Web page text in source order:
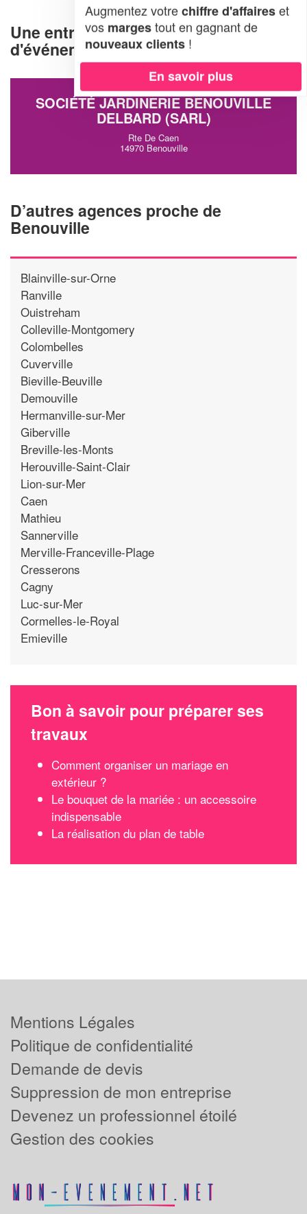
Une entreprise d'organisation
d'événements à Benouville (14970)
SOCIÉTÉ JARDINERIE BENOUVILLE
DELBARD (SARL)
Rte De Caen
14970 Benouville
D’autres agences proche de
Benouville
Blainville-sur-Orne
Ranville
Ouistreham
Colleville-Montgomery
Colombelles
Cuverville
Bieville-Beuville
Demouville
Hermanville-sur-Mer
Giberville
Breville-les-Monts
Herouville-Saint-Clair
Lion-sur-Mer
Caen
Mathieu
Sannerville
Merville-Franceville-Plage
Cresserons
Cagny
Luc-sur-Mer
Cormelles-le-Royal
Emieville
Bon à savoir pour préparer ses
travaux
Comment organiser un mariage en
extérieur ?
Le bouquet de la mariée : un accessoire
indispensable
La réalisation du plan de table
Augmentez votrechiffre d'affaireset
vos margestout en gagnant de
nouveaux clients !
En savoir plus
Mentions Légales
Politique de confidentialité
Demande de devis
Suppression de mon entreprise
Devenez un professionnel étoilé
Gestion des cookies